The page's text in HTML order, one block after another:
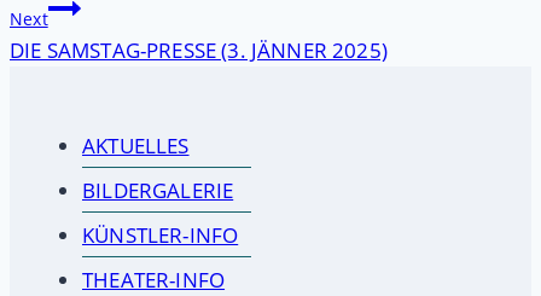
Next
DIE SAMSTAG-PRESSE (3. JÄNNER 2025)
AKTUELLES
BILDERGALERIE
KÜNSTLER-INFO
THEATER-INFO